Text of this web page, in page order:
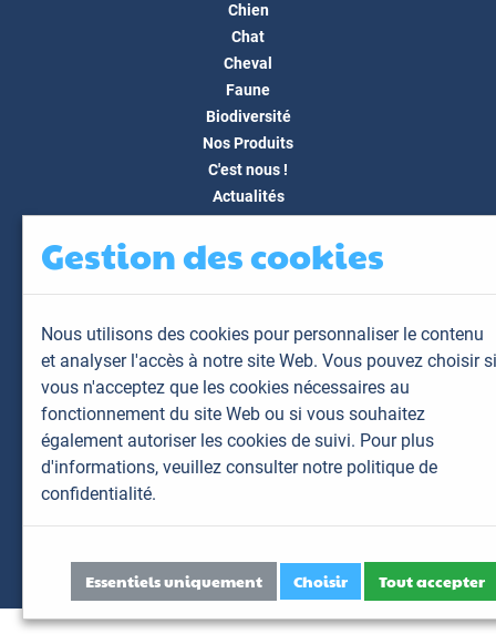
Chien
Chat
Cheval
Faune
Biodiversité
Nos Produits
C'est nous !
Actualités
FAQ
Mon espace
Mes animaux
Mes résultats
Mes commandes
Mes factures
Gestion des cookies
Nous utilisons des cookies pour personnaliser le contenu
et analyser l'accès à notre site Web. Vous pouvez choisir si
vous n'acceptez que les cookies nécessaires au
fonctionnement du site Web ou si vous souhaitez
également autoriser les cookies de suivi. Pour plus
d'informations, veuillez consulter notre politique de
confidentialité.
Essentiels uniquement Choisir Tout accepter